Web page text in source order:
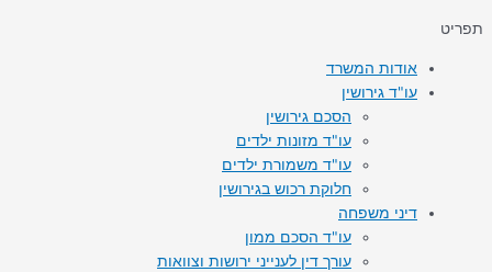
תפריט
אודות המשרד
עו"ד גירושין
הסכם גירושין
עו"ד מזונות ילדים
עו"ד משמורת ילדים
חלוקת רכוש בגירושין
דיני משפחה
עו"ד הסכם ממון
עורך דין לענייני ירושות וצוואות